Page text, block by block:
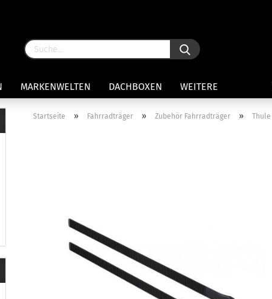
Passwort
MARKENWELTEN DACHBOXEN WEITERE
Reling
50.. für 7105
30.. für 753 Fußsatz
mit
Reling
Kajak
Startseite » Fahrradträger » Zubehör Fahrradträger »